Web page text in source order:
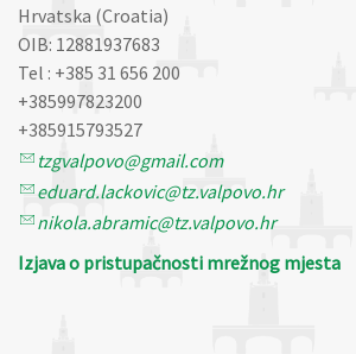
Hrvatska (Croatia)
OIB: 12881937683
Tel : +385 31 656 200
+385997823200
+385915793527
tzgvalpovo@gmail.com
eduard.lackovic@tz.valpovo.hr
nikola.abramic@tz.valpovo.hr
Izjava o pristupačnosti mrežnog mjesta